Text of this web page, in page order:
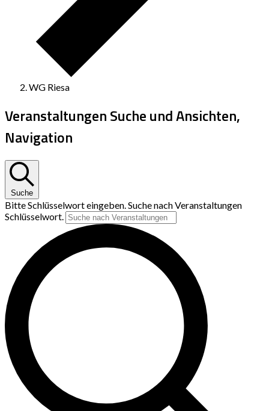
WG Riesa
Veranstaltungen Suche und Ansichten,
Navigation
Suche
Bitte Schlüsselwort eingeben. Suche nach Veranstaltungen
Schlüsselwort.